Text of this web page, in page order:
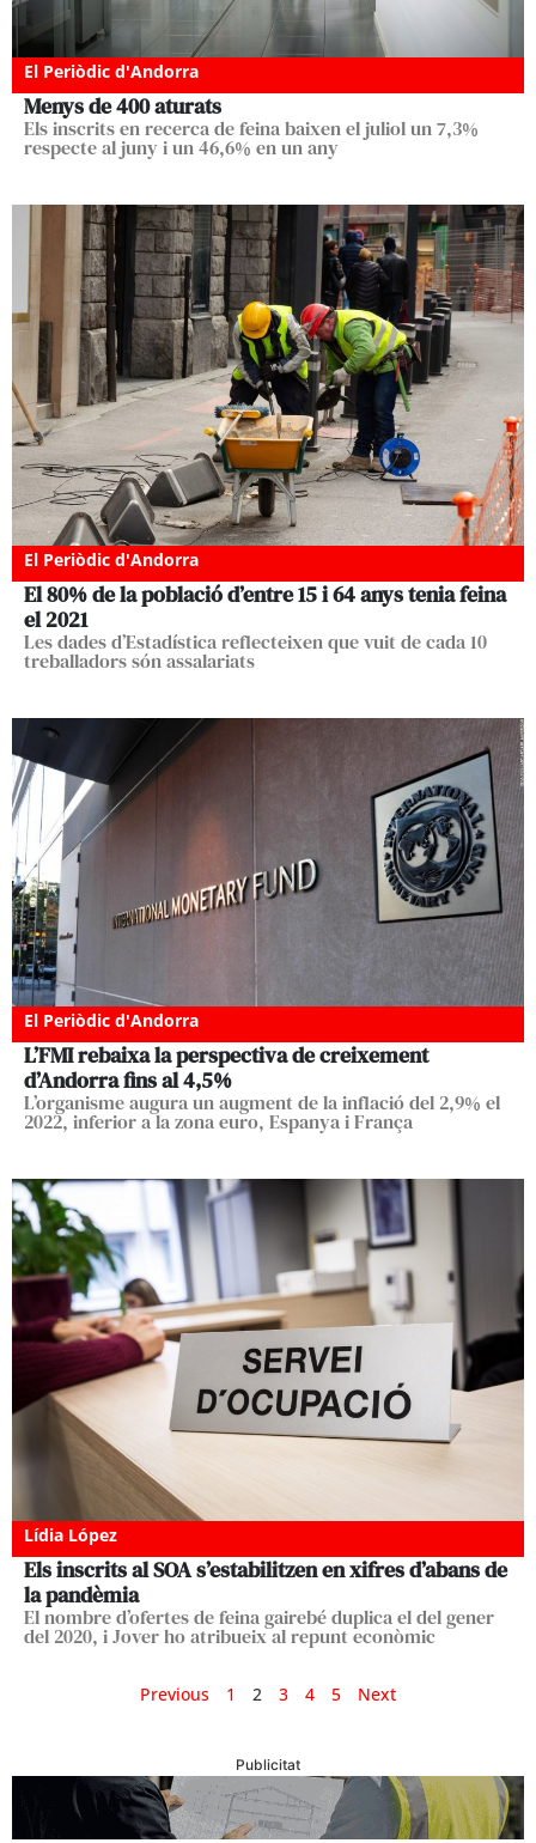
El Periòdic d'Andorra
Menys de 400 aturats
Els inscrits en recerca de feina baixen el juliol un 7,3%
respecte al juny i un 46,6% en un any
El Periòdic d'Andorra
El 80% de la població d’entre 15 i 64 anys tenia feina
el 2021
Les dades d’Estadística reflecteixen que vuit de cada 10
treballadors són assalariats
El Periòdic d'Andorra
L’FMI rebaixa la perspectiva de creixement
d’Andorra fins al 4,5%
L’organisme augura un augment de la inflació del 2,9% el
2022, inferior a la zona euro, Espanya i França
Lídia López
Els inscrits al SOA s’estabilitzen en xifres d’abans de
la pandèmia
El nombre d’ofertes de feina gairebé duplica el del gener
del 2020, i Jover ho atribueix al repunt econòmic
Previous 1 2 3 4 5 Next
Publicitat